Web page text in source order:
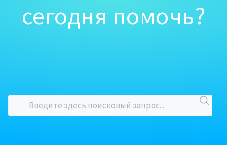
сегодня помочь?